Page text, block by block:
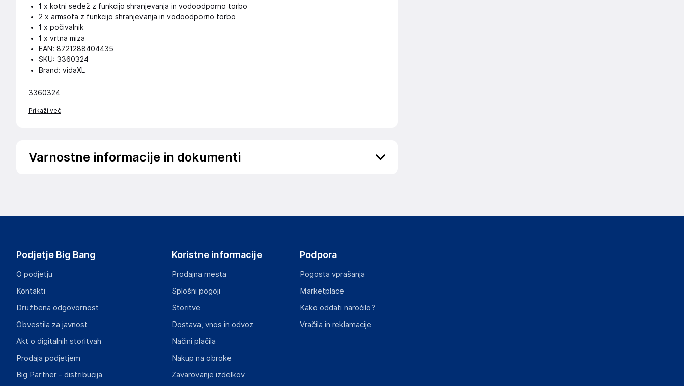
1 x kotni sedež z funkcijo shranjevanja in vodoodporno torbo
2 x armsofa z funkcijo shranjevanja in vodoodporno torbo
1 x počivalnik
1 x vrtna miza
EAN: 8721288404435
SKU: 3360324
Brand: vidaXL
3360324
Prikaži več
Varnostne informacije in dokumenti
https://www.vidaxl.nl/
Gospodarski subjekt s sedežem v EU, ki zagotavlja skladnost izdelka z zahtevanimi predpisi.
Mary Kingsleystraat 1, 5928 SK Venlo
The Netherlands
Slike o varnosti izdelka
Podjetje Big Bang
O podjetju
Kontakti
Družbena odgovornost
Obvestila za javnost
Akt o digitalnih storitvah
Prodaja podjetjem
Big Partner - distribucija
Koristne informacije
Prodajna mesta
Splošni pogoji
Storitve
Dostava, vnos in odvoz
Načini plačila
Nakup na obroke
Zavarovanje izdelkov
Podpora
Pogosta vprašanja
Marketplace
Kako oddati naročilo?
Vračila in reklamacije